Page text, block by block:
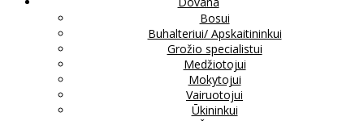
Bosui
Buhalteriui/ Apskaitininkui
Grožio specialistui
Medžiotojui
Mokytojui
Vairuotojui
Ūkininkui